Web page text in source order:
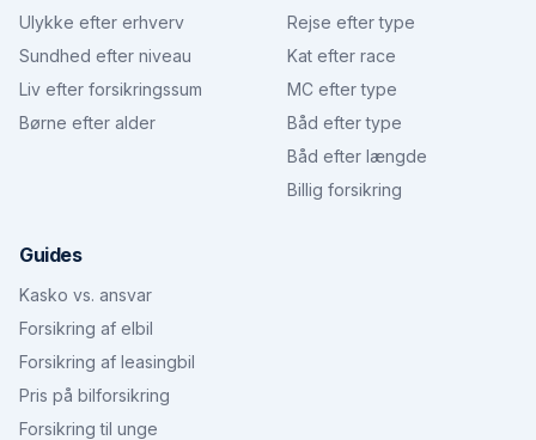
Ulykke efter erhverv
Sundhed efter niveau
Liv efter forsikringssum
Børne efter alder
Rejse efter type
Kat efter race
MC efter type
Båd efter type
Båd efter længde
Billig forsikring
Guides
Kasko vs. ansvar
Forsikring af elbil
Forsikring af leasingbil
Pris på bilforsikring
Forsikring til unge